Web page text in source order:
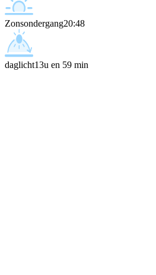
Zonsondergang20:48
daglicht13u en 59 min